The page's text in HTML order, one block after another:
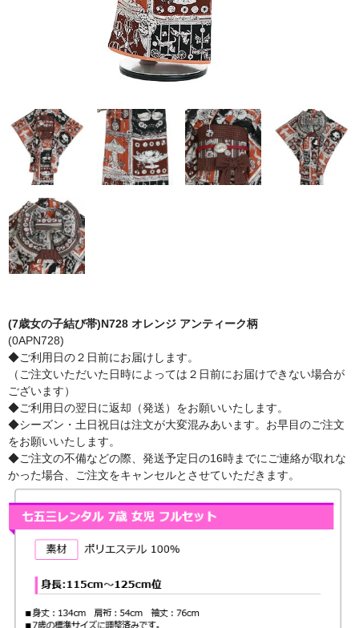
(7歳女の子結び帯)N728 オレンジ アンティーク柄
(0APN728)
◆ご利用日の２日前にお届けします。
（ご注文いただいた日時によっては２日前にお届けできない場合が
ございます）
◆ご利用日の翌日に返却（発送）をお願いいたします。
◆シーズン・土日祝日は注文が大変混みあいます。お早目のご注文
をお願いいたします。
◆ご注文の不備などの際、発送予定日の16時までにご連絡が取れな
かった場合、ご注文をキャンセルとさせていただきます。